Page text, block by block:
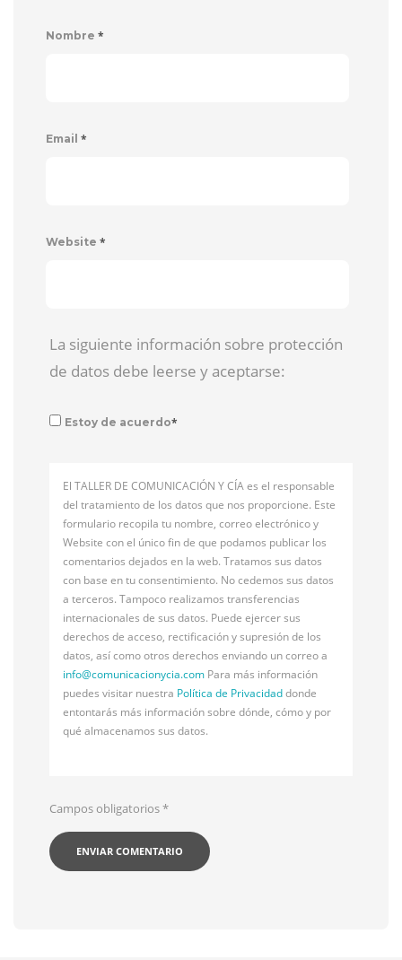
Nombre *
Email *
Website *
La siguiente información sobre protección
de datos debe leerse y aceptarse:
Estoy de acuerdo*
El TALLER DE COMUNICACIÓN Y CÍA es el responsable
del tratamiento de los datos que nos proporcione. Este
formulario recopila tu nombre, correo electrónico y
Website con el único fin de que podamos publicar los
comentarios dejados en la web. Tratamos sus datos
con base en tu consentimiento. No cedemos sus datos
a terceros. Tampoco realizamos transferencias
internacionales de sus datos. Puede ejercer sus
derechos de acceso, rectificación y supresión de los
datos, así como otros derechos enviando un correo a
info@comunicacionycia.com Para más información
puedes visitar nuestra Política de Privacidaddonde
entontarás más información sobre dónde, cómo y por
qué almacenamos sus datos.
Campos obligatorios*